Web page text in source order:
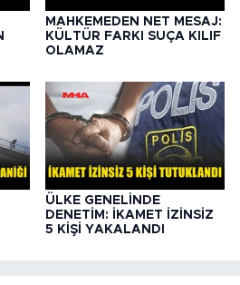
MAHKEMEDEN NET MESAJ:
KÜLTÜR FARKI SUÇA KILIF
OLAMAZ
ÜLKE GENELİNDE
DENETİM: İKAMET İZİNSİZ
5 KİŞİ YAKALANDI